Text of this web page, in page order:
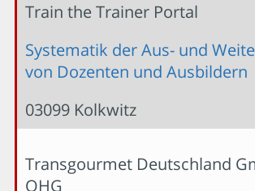
Train the Trainer Portal
Systematik der Aus- und
von Dozenten und Ausbildern
03099 Kolkwitz
Transgourmet Deutschland
OHG